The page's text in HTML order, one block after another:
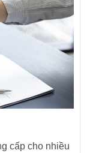
cấp cho nhiều